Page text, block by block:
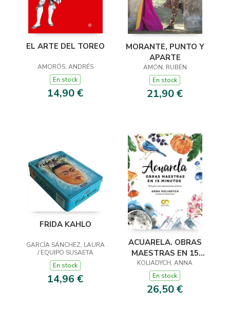
EL ARTE DEL TOREO
AMORÓS, ANDRÉS
En stock
14,90 €
MORANTE, PUNTO Y
APARTE
AMÓN, RUBÉN
En stock
21,90 €
FRIDA KAHLO
GARCÍA SÁNCHEZ, LAURA
/ EQUIPO SUSAETA
En stock
14,96 €
ACUARELA. OBRAS
MAESTRAS EN 15
MINUTOS
KOLIADYCH, ANNA
En stock
26,50 €